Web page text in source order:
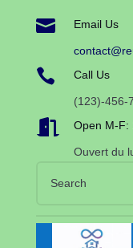
 Email Us
 Call Us
(123)-456-
 Open M-F:
Ouvert du